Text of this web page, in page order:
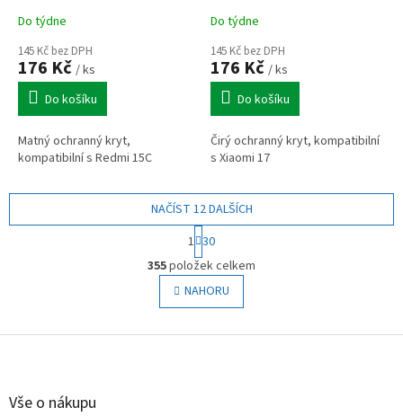
Do týdne
145 Kč bez DPH
176 Kč / ks
Do košíku
Matný ochranný kryt,
kompatibilní s Redmi 15C
Do týdne
145 Kč bez DPH
176 Kč / ks
Do košíku
Čirý ochranný kryt, kompatibilní
s Xiaomi 17
O
v
l
á
NAČÍST 12 DALŠÍCH
S
t
r
á
n
k
v
1 30
355položek celkem
NAHORU
Z
Vše o nákupu